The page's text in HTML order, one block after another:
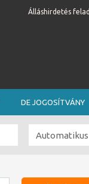
Álláshirdetés
DE JOGOSÍTVÁNY